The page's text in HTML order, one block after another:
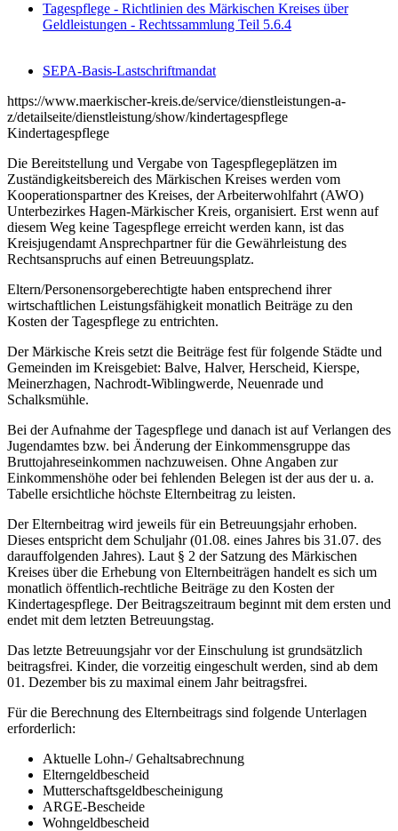
Tagespflege - Richtlinien des Märkischen Kreises über
Geldleistungen - Rechtssammlung Teil 5.6.4
SEPA-Basis-Lastschriftmandat
https://www.maerkischer-kreis.de/service/dienstleistungen-a-
z/detailseite/dienstleistung/show/kindertagespflege
Kindertagespflege
Die Bereitstellung und Vergabe von Tagespflegeplätzen im
Zuständigkeitsbereich des Märkischen Kreises werden vom
Kooperationspartner des Kreises, der Arbeiterwohlfahrt (AWO)
Unterbezirkes Hagen-Märkischer Kreis, organisiert. Erst wenn auf
diesem Weg keine Tagespflege erreicht werden kann, ist das
Kreisjugendamt Ansprechpartner für die Gewährleistung des
Rechtsanspruchs auf einen Betreuungsplatz.
Eltern/Personensorgeberechtigte haben entsprechend ihrer
wirtschaftlichen Leistungsfähigkeit monatlich Beiträge zu den
Kosten der Tagespflege zu entrichten.
Der Märkische Kreis setzt die Beiträge fest für folgende Städte und
Gemeinden im Kreisgebiet: Balve, Halver, Herscheid, Kierspe,
Meinerzhagen, Nachrodt-Wiblingwerde, Neuenrade und
Schalksmühle.
Bei der Aufnahme der Tagespflege und danach ist auf Verlangen des
Jugendamtes bzw. bei Änderung der Einkommensgruppe das
Bruttojahreseinkommen nachzuweisen. Ohne Angaben zur
Einkommenshöhe oder bei fehlenden Belegen ist der aus der u. a.
Tabelle ersichtliche höchste Elternbeitrag zu leisten.
Der Elternbeitrag wird jeweils für ein Betreuungsjahr erhoben.
Dieses entspricht dem Schuljahr (01.08. eines Jahres bis 31.07. des
darauffolgenden Jahres). Laut § 2 der Satzung des Märkischen
Kreises über die Erhebung von Elternbeiträgen handelt es sich um
monatlich öffentlich-rechtliche Beiträge zu den Kosten der
Kindertagespflege. Der Beitragszeitraum beginnt mit dem ersten und
endet mit dem letzten Betreuungstag.
Das letzte Betreuungsjahr vor der Einschulung ist grundsätzlich
beitragsfrei. Kinder, die vorzeitig eingeschult werden, sind ab dem
01. Dezember bis zu maximal einem Jahr beitragsfrei.
Für die Berechnung des Elternbeitrags sind folgende Unterlagen
erforderlich:
Aktuelle Lohn-/ Gehaltsabrechnung
Elterngeldbescheid
Mutterschaftsgeldbescheinigung
ARGE-Bescheide
Wohngeldbescheid